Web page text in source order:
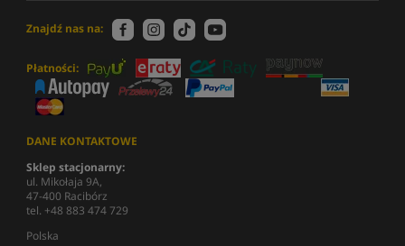
Znajdź nas na:
Płatności:
DANE KONTAKTOWE
Sklep stacjonarny:
ul. Mikołaja 9A,
47-400 Racibórz
tel. +48 883 474 729
Polska